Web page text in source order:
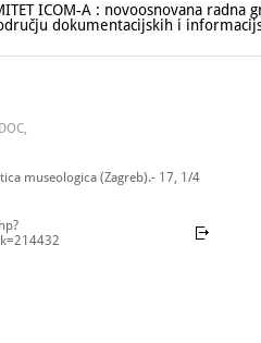
ICOM-A : novoosnovana radna
dokumentacijskih i
museologica (Zagreb).- 17, 1/4